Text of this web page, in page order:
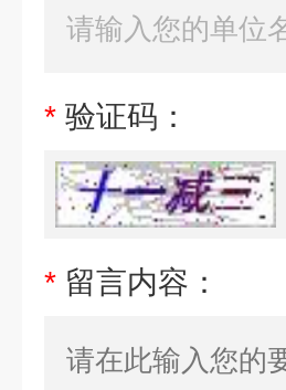
* 验证码：
* 留言内容：